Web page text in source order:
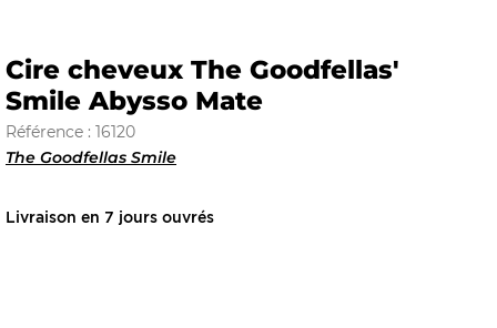
Cire cheveux The Goodfellas'
Smile Abysso Mate
Référence : 16120
The Goodfellas Smile
Livraison en 7 jours ouvrés